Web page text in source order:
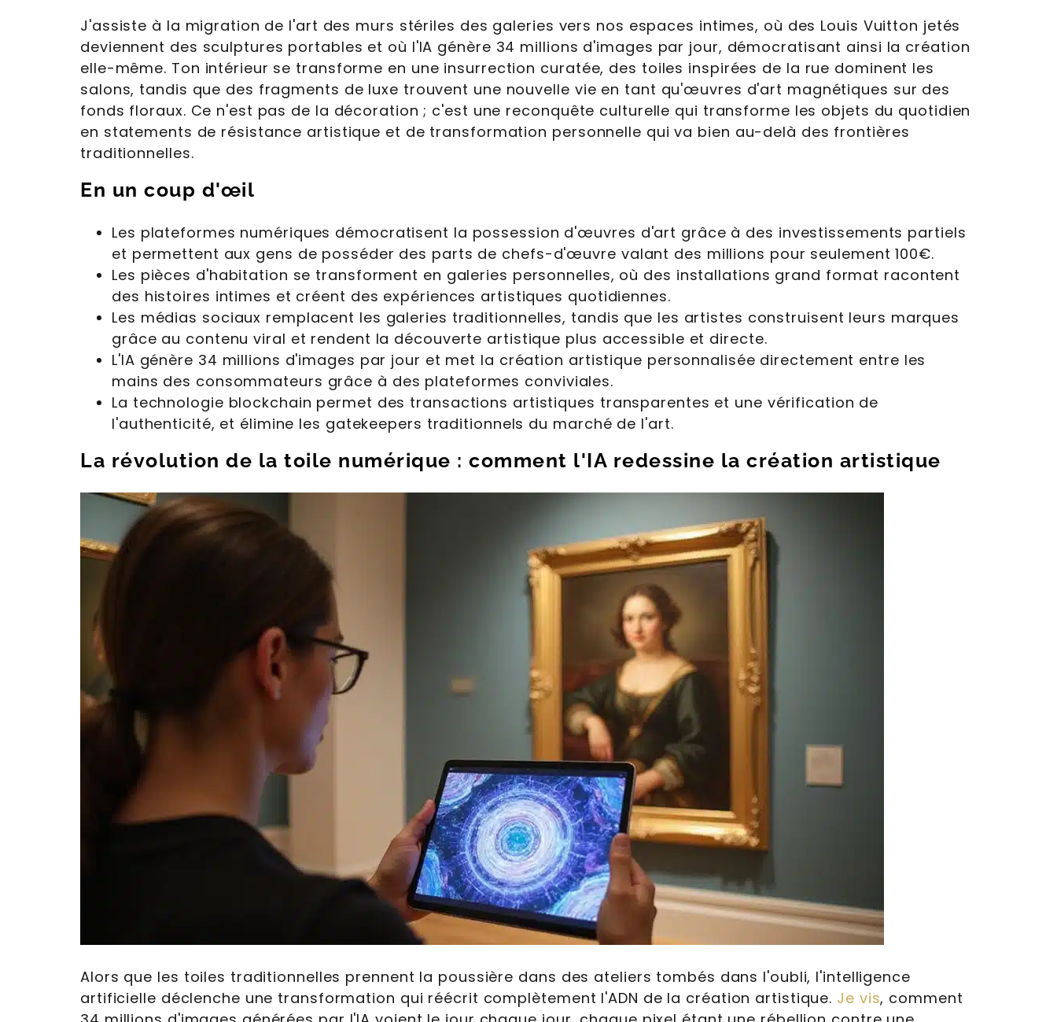
J'assiste à la migration de l'art des murs stériles des galeries vers nos espaces intimes, où des Louis Vuitton jetés
deviennent des sculptures portables et où l'IA génère 34 millions d'images par jour, démocratisant ainsi la création
elle-même. Ton intérieur se transforme en une insurrection curatée, des toiles inspirées de la rue dominent les
salons, tandis que des fragments de luxe trouvent une nouvelle vie en tant qu'œuvres d'art magnétiques sur des
fonds floraux. Ce n'est pas de la décoration ; c'est une reconquête culturelle qui transforme les objets du quotidien
en statements de résistance artistique et de transformation personnelle qui va bien au-delà des frontières
traditionnelles.
En un coup d'œil
Les plateformes numériques démocratisent la possession d'œuvres d'art grâce à des investissements partiels
et permettent aux gens de posséder des parts de chefs-d'œuvre valant des millions pour seulement 100€.
Les pièces d'habitation se transforment en galeries personnelles, où des installations grand format racontent
des histoires intimes et créent des expériences artistiques quotidiennes.
Les médias sociaux remplacent les galeries traditionnelles, tandis que les artistes construisent leurs marques
grâce au contenu viral et rendent la découverte artistique plus accessible et directe.
L'IA génère 34 millions d'images par jour et met la création artistique personnalisée directement entre les
mains des consommateurs grâce à des plateformes conviviales.
La technologie blockchain permet des transactions artistiques transparentes et une vérification de
l'authenticité, et élimine les gatekeepers traditionnels du marché de l'art.
La révolution de la toile numérique : comment l'IA redessine la création artistique
Alors que les toiles traditionnelles prennent la poussière dans des ateliers tombés dans l'oubli, l'intelligence
artificielle déclenche une transformation qui réécrit complètement l'ADN de la création artistique. Je vis, comment